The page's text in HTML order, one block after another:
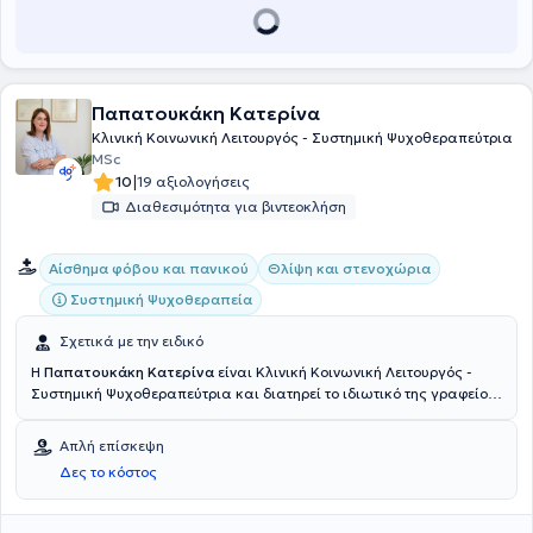
Παπατουκάκη Κατερίνα
Κλινική Κοινωνική Λειτουργός - Συστημική Ψυχοθεραπεύτρια
MSc
10|19 αξιολογήσεις
Διαθεσιμότητα για βιντεοκλήση
Αίσθημα φόβου και πανικού
Θλίψη και στενοχώρια
Συστημική Ψυχοθεραπεία
Σχετικά με την ειδικό
Η Παπατουκάκη Κατερίνα είναι Κλινική Κοινωνική Λειτουργός -
Συστημική Ψυχοθεραπεύτρια και διατηρεί το ιδιωτικό της γραφείο
του Ανώτατου Τεχνολογικού Εκπαιδευτικού Ιδρύματος Αθήνας.
Ολοκλήρωσε μεταπτυχιακές σπουδές στις Στρατηγικές Ανάπτυξης
Εφηβικής Υγείας στο τμήμα της Ιατρικής Σχολής του Εθνικού και
Καποδιστριακού Πανεπιστημίου Αθηνών. Επιπλέον, διαθέτει
Απλή επίσκεψη
Δες το κόστος